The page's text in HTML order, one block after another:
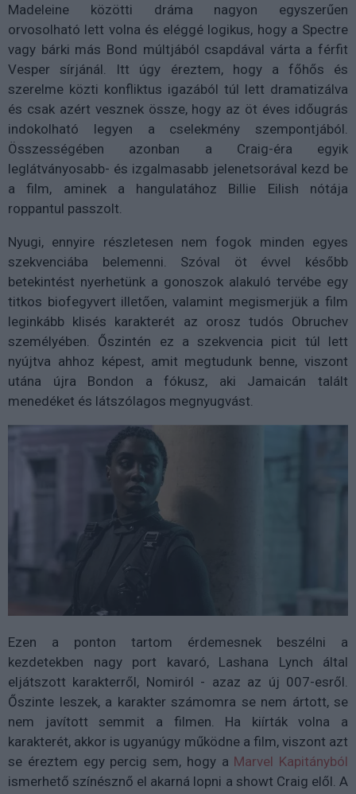
Madeleine közötti dráma nagyon egyszerűen
orvosolható lett volna és eléggé logikus, hogy a Spectre
vagy bárki más Bond múltjából csapdával várta a férfit
Vesper sírjánál. Itt úgy éreztem, hogy a főhős és
szerelme közti konfliktus igazából túl lett dramatizálva
és csak azért vesznek össze, hogy az öt éves időugrás
indokolható legyen a cselekmény szempontjából.
Összességében azonban a Craig-éra egyik
leglátványosabb- és izgalmasabb jelenetsorával kezd be
a film, aminek a hangulatához Billie Eilish nótája
roppantul passzolt.
Nyugi, ennyire részletesen nem fogok minden egyes
szekvenciába belemenni. Szóval öt évvel később
betekintést nyerhetünk a gonoszok alakuló tervébe egy
titkos biofegyvert illetően, valamint megismerjük a film
leginkább klisés karakterét az orosz tudós Obruchev
személyében. Őszintén ez a szekvencia picit túl lett
nyújtva ahhoz képest, amit megtudunk benne, viszont
utána újra Bondon a fókusz, aki Jamaicán talált
menedéket és látszólagos megnyugvást.
Ezen a ponton tartom érdemesnek beszélni a
kezdetekben nagy port kavaró, Lashana Lynch által
eljátszott karakterről, Nomiról - azaz az új 007-esről.
Őszinte leszek, a karakter számomra se nem ártott, se
nem javított semmit a filmen. Ha kiírták volna a
karakterét, akkor is ugyanúgy működne a film, viszont azt
se éreztem egy percig sem, hogy a Marvel Kapitányból
ismerhető színésznő el akarná lopni a showt Craig elől. A